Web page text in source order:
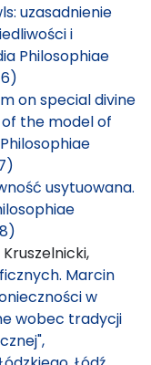
uzasadnienie
i
Philosophiae
on special divine
the model of
usytuowana.
Marcin
w
wobec tradycji